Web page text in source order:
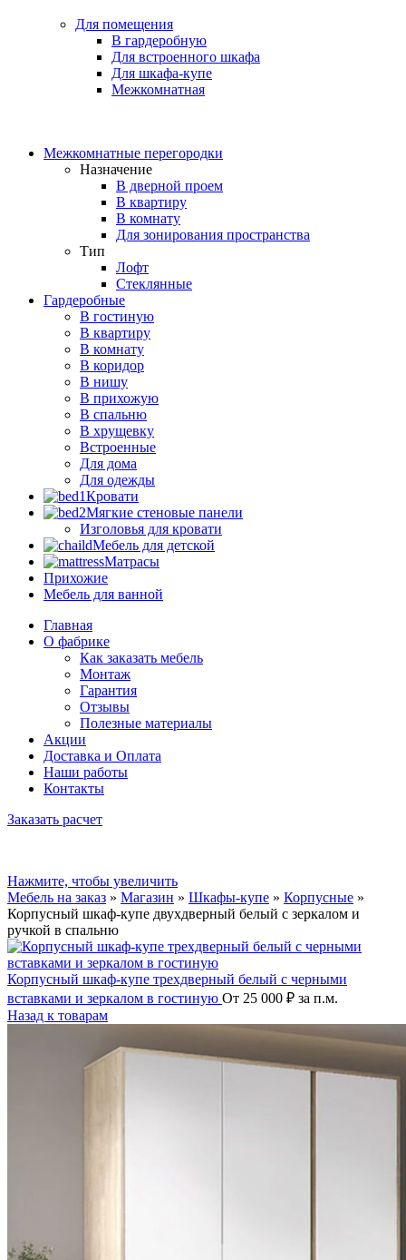
Для помещения
В гардеробную
Для встроенного шкафа
Для шкафа-купе
Межкомнатная
Межкомнатные перегородки
Назначение
В дверной проем
В квартиру
В комнату
Для зонирования пространства
Тип
Лофт
Стеклянные
Гардеробные
В гостиную
В квартиру
В комнату
В коридор
В нишу
В прихожую
В спальню
В хрущевку
Встроенные
Для дома
Для одежды
Кровати
Мягкие стеновые панели
Изголовья для кровати
Мебель для детской
Матрасы
Прихожие
Мебель для ванной
Главная
О фабрике
Как заказать мебель
Монтаж
Гарантия
Отзывы
Полезные материалы
Акции
Доставка и Оплата
Наши работы
Контакты
Заказать расчет
Нажмите, чтобы увеличить
Мебель на заказ » Магазин » Шкафы-купе » Корпусные »
Корпусный шкаф-купе двухдверный белый с зеркалом и
ручкой в спальню
Корпусный шкаф-купе трехдверный белый с черными
вставками и зеркалом в гостиную От 25 000 ₽ за п.м.
Назад к товарам